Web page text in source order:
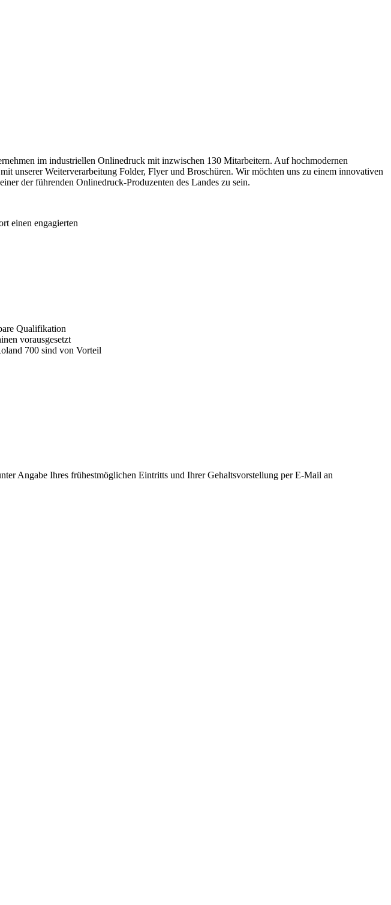
im industriellen Onlinedruck mit inzwischen 130 Mitarbeitern. Auf hochmodernen
unserer Weiterverarbeitung Folder, Flyer und Broschüren. Wir möchten uns zu einem innovativen
der führenden Onlinedruck-Produzenten des Landes zu sein.
einen engagierten
Qualifikation
vorausgesetzt
700 sind von Vorteil
Angabe Ihres frühestmöglichen Eintritts und Ihrer Gehaltsvorstellung per E-Mail an